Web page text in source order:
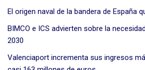
El origen naval de la bandera de España
BIMCO e ICS advierten sobre la
2030
Valenciaport incrementa sus ingresos